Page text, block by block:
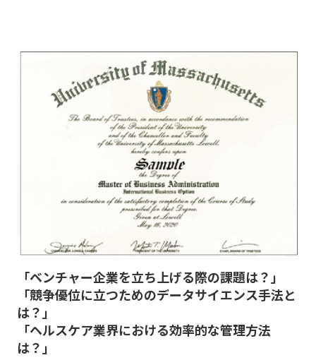
「ベンチャー企業を立ち上げる際の課題は？」
「競争優位に立つためのデータサイエンス手法と
は？」
「ヘルスケア業界における効率的な管理方法
は？」